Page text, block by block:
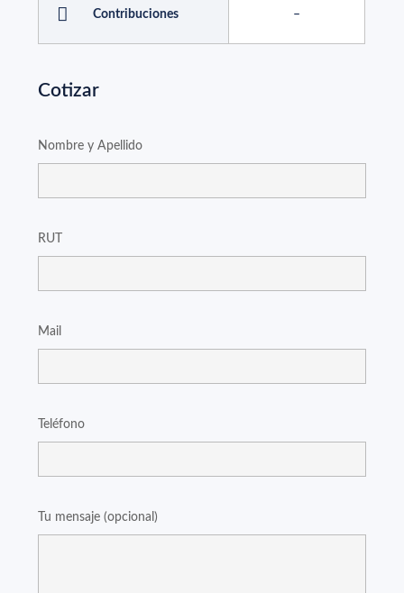
Contribuciones –
Cotizar
Nombre y Apellido
RUT
Mail
Teléfono
Tu mensaje (opcional)